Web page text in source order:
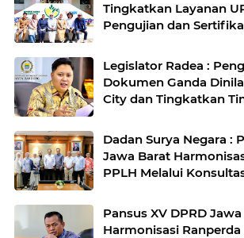
Tingkatkan Layanan
Pengujian dan
Legislator Radea :
Dokumen Ganda
City dan Tingkatkan
Dadan Surya Negara :
Jawa Barat
PPLH Melalui
Pansus XV DPRD
Harmonisasi